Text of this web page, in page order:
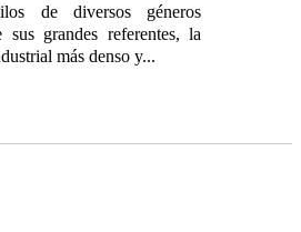
de diversos géneros
grandes referentes, la
más denso y...